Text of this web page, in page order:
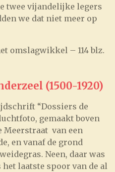
twee vijandelijke legers
we dat niet meer op
omslagwikkel – 114 blz.
(1500-1920)
“Dossiers de
gemaakt boven
Meerstraat van een
en vanaf de grond
Neen, daar was
het laatste spoor van de al